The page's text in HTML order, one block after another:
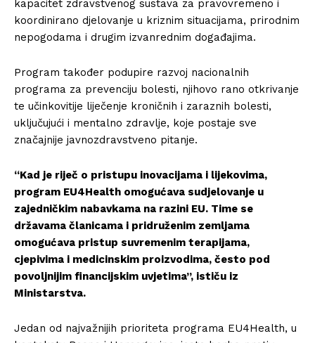
kapacitet zdravstvenog sustava za pravovremeno i
koordinirano djelovanje u kriznim situacijama, prirodnim
nepogodama i drugim izvanrednim događajima.
Program također podupire razvoj nacionalnih
programa za prevenciju bolesti, njihovo rano otkrivanje
te učinkovitije liječenje kroničnih i zaraznih bolesti,
uključujući i mentalno zdravlje, koje postaje sve
značajnije javnozdravstveno pitanje.
“Kad je riječ o pristupu inovacijama i lijekovima,
program EU4Health omogućava sudjelovanje u
zajedničkim nabavkama na razini EU. Time se
državama članicama i pridruženim zemljama
omogućava pristup suvremenim terapijama,
cjepivima i medicinskim proizvodima, često pod
povoljnijim financijskim uvjetima”, ističu iz
Ministarstva.
Jedan od najvažnijih prioriteta programa EU4Health, u